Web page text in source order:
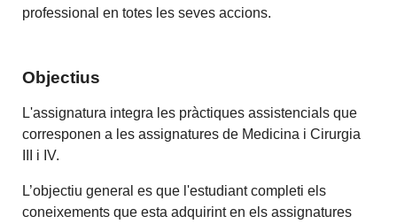
professional en totes les seves accions.
Objectius
L'assignatura integra les pràctiques assistencials que
corresponen a les assignatures de Medicina i Cirurgia
III i IV.
L’objectiu general es que l'estudiant completi els
coneixements que esta adquirint en els assignatures